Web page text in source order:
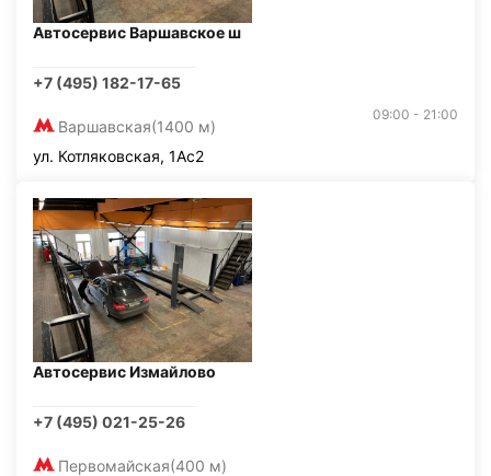
Автосервис Варшавское ш
+7 (495) 182-17-65
Варшавская(1400 м)
09:00 - 21:00
ул. Котляковская, 1Ас2
Автосервис Измайлово
+7 (495) 021-25-26
Первомайская(400 м)